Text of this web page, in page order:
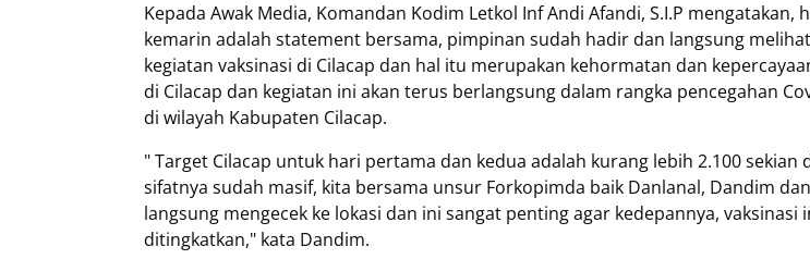
Kepada Awak Media, Komandan Kodim Letkol Inf Andi Afandi, S.I.P mengatakan,
kemarin adalah statement bersama, pimpinan sudah hadir dan langsung
kegiatan vaksinasi di Cilacap dan hal itu merupakan kehormatan dan
di Cilacap dan kegiatan ini akan terus berlangsung dalam rangka pencegahan
di wilayah Kabupaten Cilacap.
" Target Cilacap untuk hari pertama dan kedua adalah kurang lebih 2.100 sekian
sifatnya sudah masif, kita bersama unsur Forkopimda baik Danlanal, Dandim
langsung mengecek ke lokasi dan ini sangat penting agar kedepannya, vaksinasi
ditingkatkan," kata Dandim.